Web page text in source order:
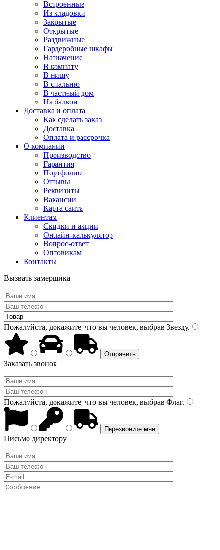
Встроенные
Из кладовки
Закрытые
Открытые
Раздвижные
Гардеробные шкафы
Назначение
В комнату
В нишу
В спальню
В частный дом
На балкон
Доставка и оплата
Как сделать заказ
Доставка
Оплата и рассрочка
О компании
Производство
Гарантия
Портфолио
Отзывы
Реквизиты
Вакансии
Карта сайта
Клиентам
Скидки и акции
Онлайн-калькулятор
Вопрос-ответ
Оптовикам
Контакты
Вызвать замерщика
Пожалуйста, докажите, что вы человек, выбрав Звезду.
Заказать звонок
Пожалуйста, докажите, что вы человек, выбрав Флаг.
Письмо директору